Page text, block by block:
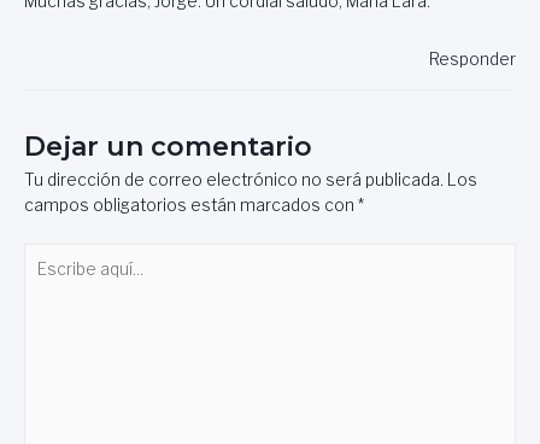
Responder
Dejar un comentario
Tu dirección de correo electrónico no será publicada. Los
campos obligatorios están marcados con *
aquí...